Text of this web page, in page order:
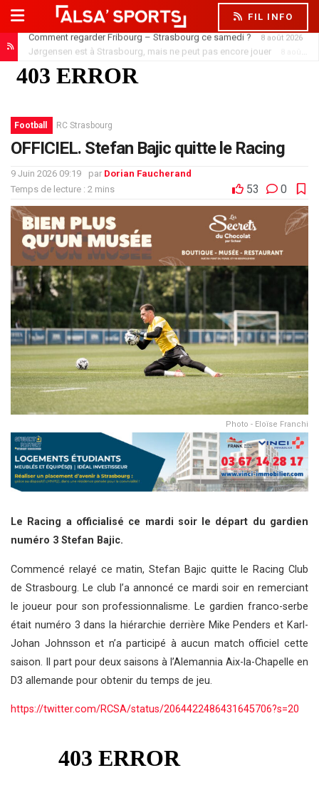
FIL INFO
Jørgensen est à Strasbourg, mais ne peut pas encore jouer 8 août 2026
Football RC Strasbourg
OFFICIEL. Stefan Bajic quitte le Racing
9 Juin 2026 09:19 par Dorian Faucherand
Temps de lecture : 2 mins
53 0
Photo - Eloïse Franchi
Le Racing a officialisé ce mardi soir le départ du gardien
numéro 3 Stefan Bajic.
Commencé relayé ce matin, Stefan Bajic quitte le Racing Club
de Strasbourg. Le club l’a annoncé ce mardi soir en remerciant
le joueur pour son professionnalisme. Le gardien franco-serbe
était numéro 3 dans la hiérarchie derrière Mike Penders et Karl-
Johan Johnsson et n’a participé à aucun match officiel cette
saison. Il part pour deux saisons à l’Alemannia Aix-la-Chapelle en
D3 allemande pour obtenir du temps de jeu.
https://twitter.com/RCSA/status/2064422486431645706?s=20